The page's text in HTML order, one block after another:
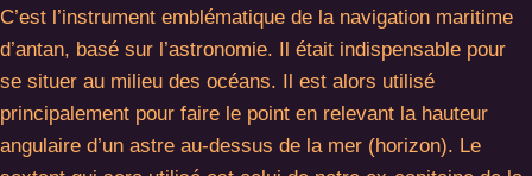
C’est l’instrument emblématique de la navigation maritime
d’antan, basé sur l’astronomie. Il était indispensable pour
se situer au milieu des océans. Il est alors utilisé
principalement pour faire le point en relevant la hauteur
angulaire d’un astre au-dessus de la mer (horizon). Le